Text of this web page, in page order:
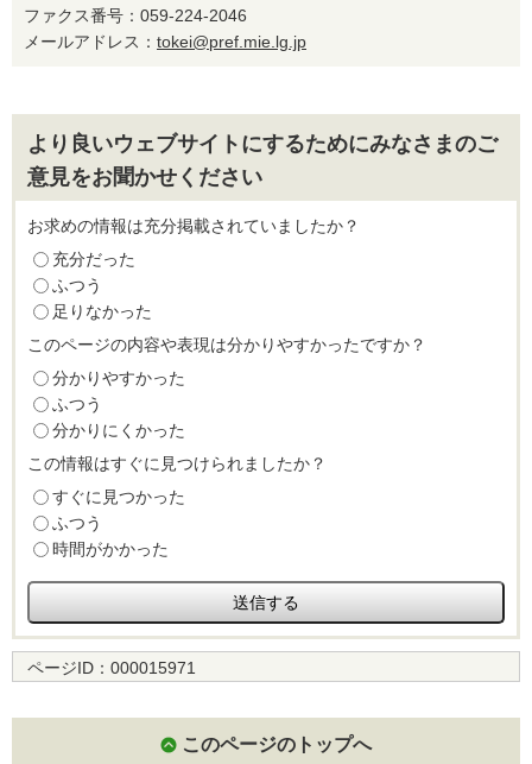
ファクス番号：059-224-2046
メールアドレス： tokei@pref.mie.lg.jp
より良いウェブサイトにするためにみなさまのご
意見をお聞かせください
お求めの情報は充分掲載されていましたか？
充分だった
ふつう
足りなかった
このページの内容や表現は分かりやすかったですか？
分かりやすかった
ふつう
分かりにくかった
この情報はすぐに見つけられましたか？
すぐに見つかった
ふつう
時間がかかった
ページID： 000015971
このページのトップへ